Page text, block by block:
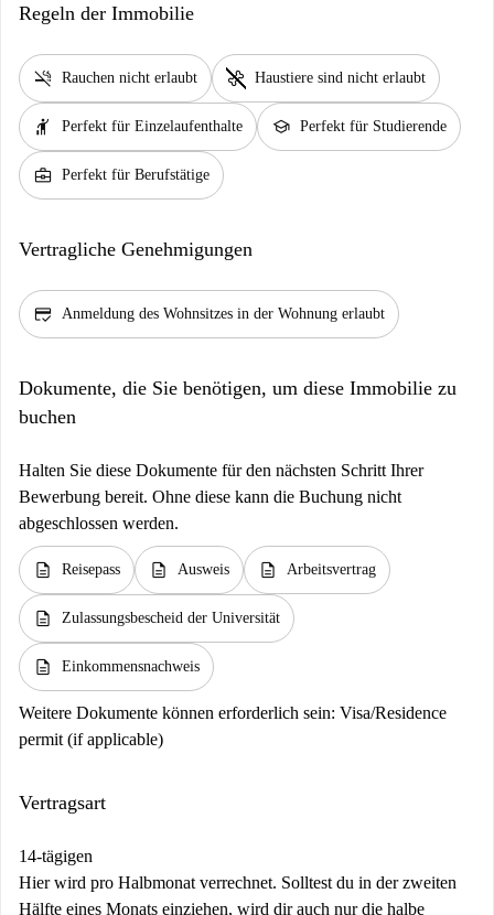
Regeln der Immobilie
smoke_free Rauchen nicht erlaubt pet_supplies Haustiere sind nicht erlaubt
hail Perfekt für Einzelaufenthalte school Perfekt für Studierende
business_center Perfekt für Berufstätige
Vertragliche Genehmigungen
credit_score Anmeldung des Wohnsitzes in der Wohnung erlaubt
Dokumente, die Sie benötigen, um diese Immobilie zu
buchen
Halten Sie diese Dokumente für den nächsten Schritt Ihrer
Bewerbung bereit. Ohne diese kann die Buchung nicht
abgeschlossen werden.
description Reisepass description Ausweis description Arbeitsvertrag
description Zulassungsbescheid der Universität
description Einkommensnachweis
Weitere Dokumente können erforderlich sein: Visa/Residence
permit (if applicable)
Vertragsart
14-tägigen
Hier wird pro Halbmonat verrechnet. Solltest du in der zweiten
Hälfte eines Monats einziehen, wird dir auch nur die halbe